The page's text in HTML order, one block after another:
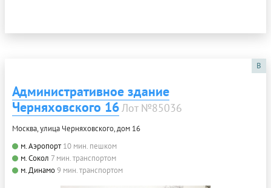
B
Административное здание
Черняховского 16Лот №85036
Москва, улица Черняховского, дом 16
м. Аэропорт 10 мин. пешком
м. Сокол 7 мин. транспортом
м. Динамо9 мин. транспортом